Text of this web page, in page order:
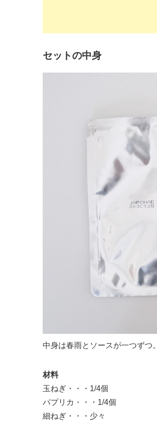
セットの中身
中身は春雨とソースが一つずつ。
材料
玉ねぎ・・・1/4個
パプリカ・・・1/4個
細ねぎ・・・少々